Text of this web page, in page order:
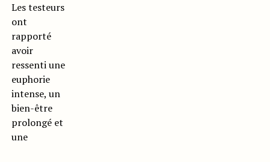
Les testeurs
ont
rapporté
avoir
ressenti une
euphorie
intense, un
bien-être
prolongé et
une